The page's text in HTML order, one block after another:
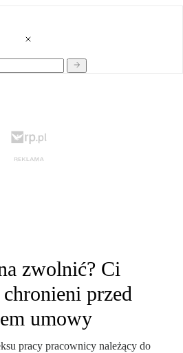
zwolnić? Ci
przed
umowy
pracy pracownicy należący do